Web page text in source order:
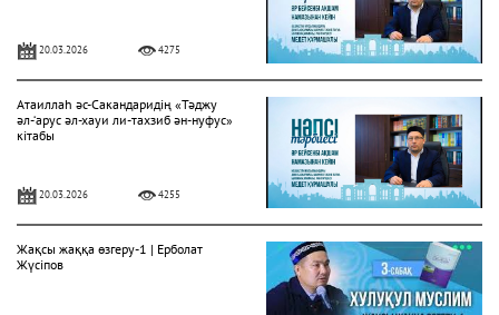
20.03.2026 4275
Атаиллаһ әс-Сакандаридің «Тәджу
әл-‘арус әл-хауи ли-тахзиб ән-нуфус»
кітабы
20.03.2026 4255
Жақсы жаққа өзгеру-1 | Ерболат
Жүсіпов